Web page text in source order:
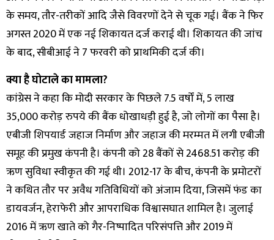
के समय, तौर-तरीकों आदि जैसे विवरणों देने से चूक गई। बैंक ने फिर
अगस्त 2020 में एक नई शिकायत दर्ज कराई थी। शिकायत की जांच
के बाद, सीबीआई ने 7 फरवरी को प्राथमिकी दर्ज की।
क्या है घोटाले का मामला?
कांग्रेस ने कहा कि मोदी सरकार के पिछले 7.5 वर्षों में, 5 लाख
35,000 करोड़ रुपये की बैंक धोखाधड़ी हुई है, जो लोगों का पैसा है।
एबीजी शिपयार्ड जहाज निर्माण और जहाज की मरम्मत में लगी एबीजी
समूह की प्रमुख कंपनी है। कंपनी को 28 बैंकों से ₹2468.51 करोड़ की
ऋण सुविधा स्वीकृत की गई थी। 2012-17 के बीच, कंपनी के प्रमोटरों
ने कथित तौर पर अवैध गतिविधियों को अंजाम दिया, जिसमें फंड का
डायवर्जन, हेराफेरी और आपराधिक विश्वासघात शामिल है। जुलाई
2016 में ऋण खाते को गैर-निष्पादित परिसंपत्ति और 2019 में